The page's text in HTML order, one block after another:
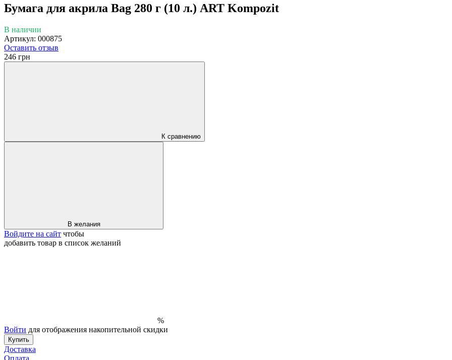
Бумага для акрила Bag 280 г (10 л.) ART Kompozit
В наличии
Артикул: 000875
Оставить отзыв
246 грн
К сравнению
В желания
Войдите на сайт чтобы
добавить товар в список желаний
%
Войти для отображения накопительной скидки
Купить
Доставка
Оплата